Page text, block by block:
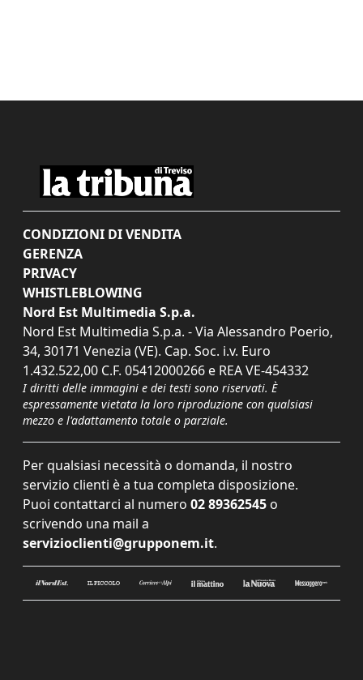
CONDIZIONI DI VENDITA
GERENZA
PRIVACY
WHISTLEBLOWING
Nord Est Multimedia S.p.a.
Nord Est Multimedia S.p.a. - Via Alessandro Poerio,
34, 30171 Venezia (VE). Cap. Soc. i.v. Euro
1.432.522,00 C.F. 05412000266 e REA VE-454332
I diritti delle immagini e dei testi sono riservati. È
espressamente vietata la loro riproduzione con qualsiasi
mezzo e l'adattamento totale o parziale.
Per qualsiasi necessità o domanda, il nostro
servizio clienti è a tua completa disposizione.
Puoi contattarci al numero 02 89362545 o
scrivendo una mail a
servizioclienti@grupponem.it.